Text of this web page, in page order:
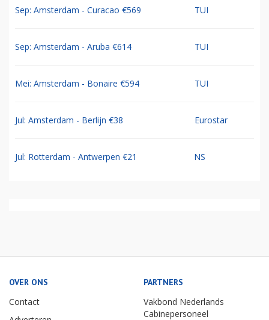
Sep: Amsterdam - Curacao €569 TUI
Sep: Amsterdam - Aruba €614 TUI
Mei: Amsterdam - Bonaire €594 TUI
Jul: Amsterdam - Berlijn €38 Eurostar
Jul: Rotterdam - Antwerpen €21 NS
OVER ONS
Contact
PARTNERS
Vakbond Nederlands
Cabinepersoneel